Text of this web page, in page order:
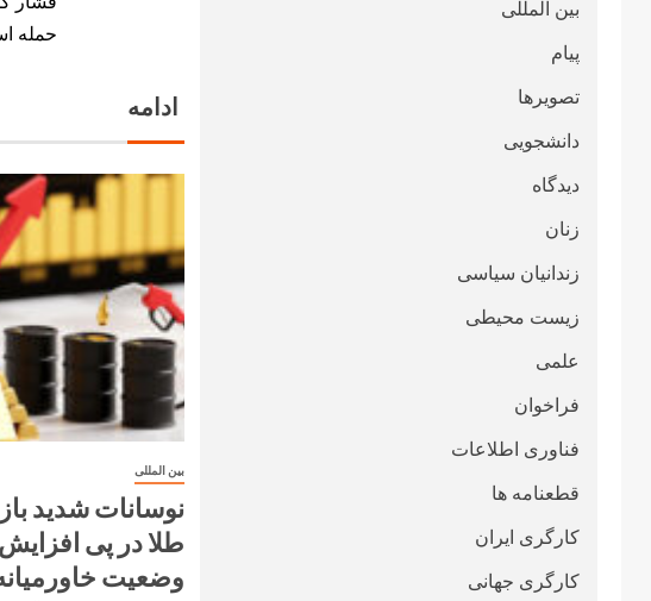
حمله
ادامه
بین المللی
نوسانات شدید
طلا در پی افزایش
وضعیت
بین المللی
پیام
تصویرها
دانشجویی
دیدگاه
زنان
زندانیان سیاسی
زیست محیطی
علمی
فراخوان
فناوری اطلاعات
قطعنامە ها
کارگری ایران
کارگری جهانی